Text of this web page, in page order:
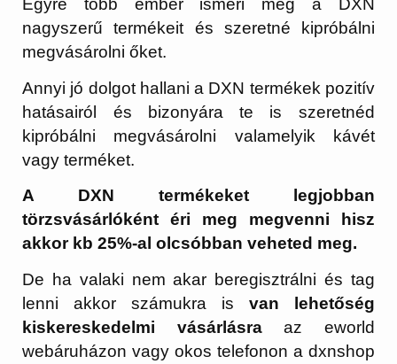
Egyre több ember ismeri meg a DXN
nagyszerű termékeit és szeretné kipróbálni
megvásárolni őket.
Annyi jó dolgot hallani a DXN termékek pozitív
hatásairól és bizonyára te is szeretnéd
kipróbálni megvásárolni valamelyik kávét
vagy terméket.
A DXN termékeket legjobban
törzsvásárlóként éri meg megvenni hisz
akkor kb 25%-al olcsóbban veheted meg.
De ha valaki nem akar beregisztrálni és tag
lenni akkor számukra is van lehetőség
kiskereskedelmi vásárlásraaz eworld
webáruházon vagy okos telefonon a dxnshop